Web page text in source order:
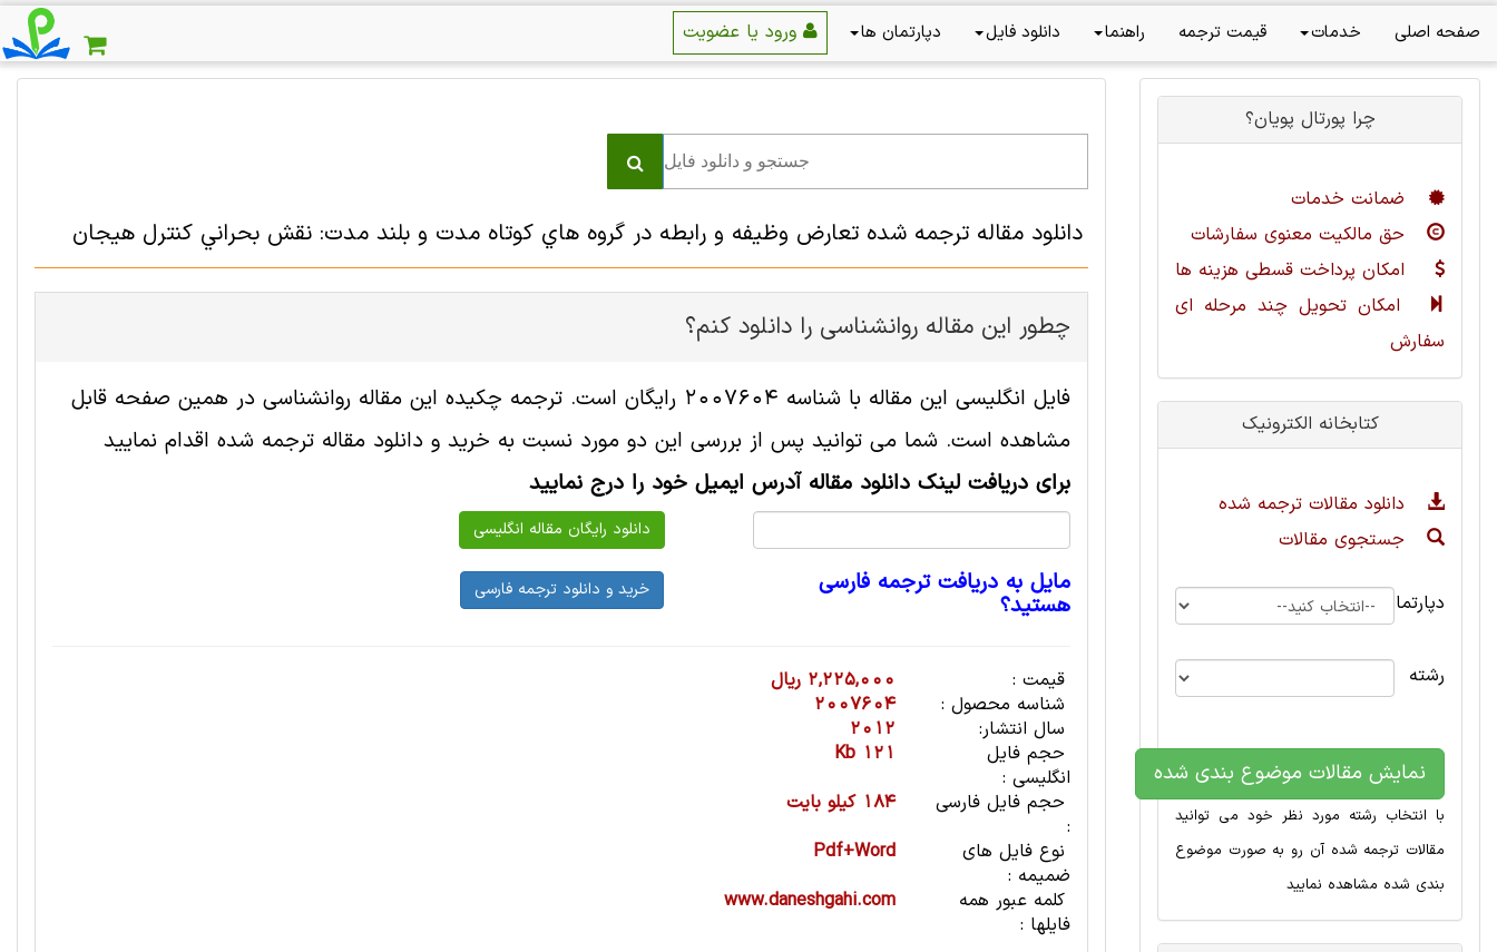
صفحه اصلی خدمات قیمت ترجمه راهنما دانلود فایل دپارتمان ها
دانلود مقاله ترجمه شده تعارض وظيفه و رابطه در گروه هاي كوتاه مدت و بلند مدت: نقش بحراني كنترل هيجان
چطور این مقاله روانشناسی را دانلود کنم؟
فایل انگلیسی این مقاله با شناسه 2007604 رایگان است. ترجمه چکیده این مقاله روانشناسی در همین صفحه قابل
مشاهده است. شما می توانید پس از بررسی این دو مورد نسبت به خرید و دانلود مقاله ترجمه شده اقدام نمایید
برای دریافت لینک دانلود مقاله آدرس ایمیل خود را درج نمایید
مایل به دریافت ترجمه فارسی
هستید؟
قیمت :
2,225,000 ریال
شناسه محصول :
2007604
سال انتشار:
2012
حجم فایل
انگلیسی :
121 Kb
حجم فایل فارسی
:
184 کیلو بایت
نوع فایل های
ضمیمه :
Pdf+Word
کلمه عبور همه
فایلها :
www.daneshgahi.com
چرا پورتال پویان؟
ضمانت خدمات
حق مالکیت معنوی سفارشات
امکان پرداخت قسطی هزینه ها
امکان تحویل چند مرحله ای
سفارش
کتابخانه الکترونیک
دانلود مقالات ترجمه شده
جستجوی مقالات
دپارتمان
رشته
نمایش مقالات موضوع بندی شده
با انتخاب رشته مورد نظر خود می توانید
مقالات ترجمه شده آن رو به صورت موضوع
بندی شده مشاهده نمایید